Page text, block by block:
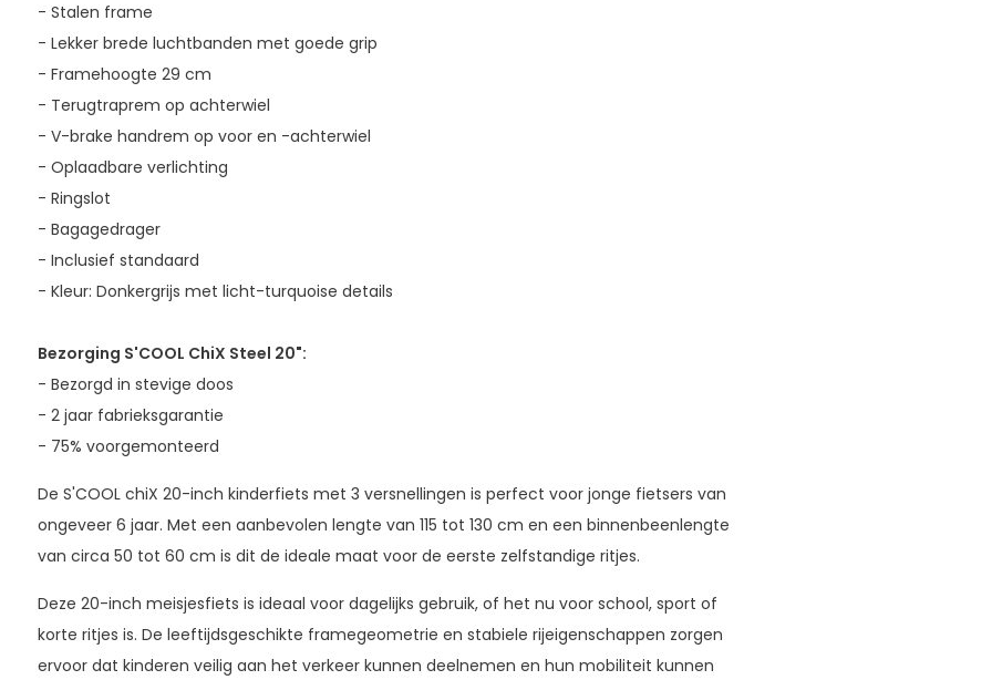
- Stalen frame
- Lekker brede luchtbanden met goede grip
- Framehoogte 29 cm
- Terugtraprem op achterwiel
- V-brake handrem op voor en -achterwiel
- Oplaadbare verlichting
- Ringslot
- Bagagedrager
- Inclusief standaard
- Kleur: Donkergrijs met licht-turquoise details
Bezorging S'COOL ChiX Steel 20":
- Bezorgd in stevige doos
- 2 jaar fabrieksgarantie
- 75% voorgemonteerd
De S'COOL chiX 20-inch kinderfiets met 3 versnellingen is perfect voor jonge fietsers van
ongeveer 6 jaar. Met een aanbevolen lengte van 115 tot 130 cm en een binnenbeenlengte
van circa 50 tot 60 cm is dit de ideale maat voor de eerste zelfstandige ritjes.
Deze 20-inch meisjesfiets is ideaal voor dagelijks gebruik, of het nu voor school, sport of
korte ritjes is. De leeftijdsgeschikte framegeometrie en stabiele rijeigenschappen zorgen
ervoor dat kinderen veilig aan het verkeer kunnen deelnemen en hun mobiliteit kunnen